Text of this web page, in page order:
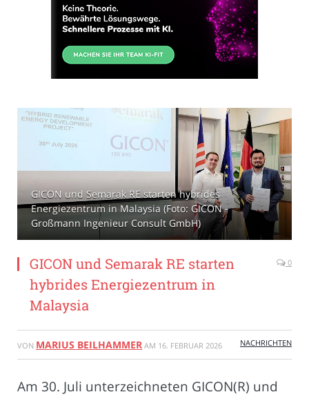
GICON und Semarak RE starten hybrides
Energiezentrum in Malaysia (Foto: GICON -
Großmann Ingenieur Consult GmbH)
GICON und Semarak RE starten
hybrides Energiezentrum in
Malaysia
0
VON MARIUS BEILHAMMER AM 16. FEBRUAR 2026 NACHRICHTEN
Am 30. Juli unterzeichneten GICON(R) und